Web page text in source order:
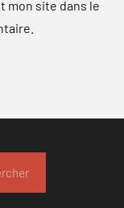
mon site dans le